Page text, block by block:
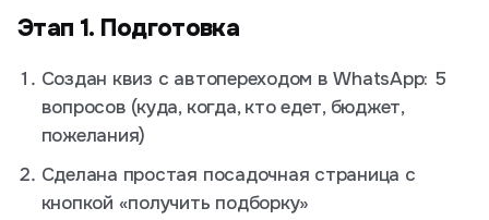
Этап 1. Подготовка
Создан квиз с автопереходом в WhatsApp: 5
вопросов (куда, когда, кто едет, бюджет,
пожелания)
Сделана простая посадочная страница с
кнопкой «получить подборку»